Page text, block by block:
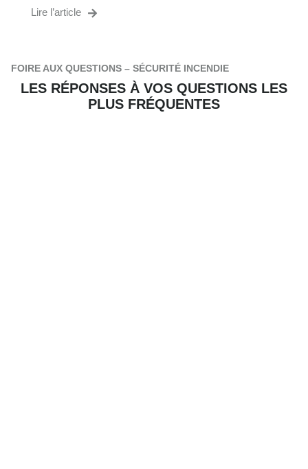
Lire l’article
FOIRE AUX QUESTIONS – SÉCURITÉ INCENDIE
LES RÉPONSES À VOS QUESTIONS LES
PLUS FRÉQUENTES